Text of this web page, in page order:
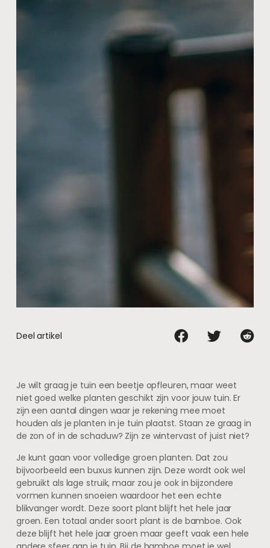
Deel artikel
Je wilt graag je tuin een beetje opfleuren, maar weet
niet goed welke planten geschikt zijn voor jouw tuin. Er
zijn een aantal dingen waar je rekening mee moet
houden als je planten in je tuin plaatst. Staan ze graag in
de zon of in de schaduw? Zijn ze wintervast of juist niet?
Je kunt gaan voor volledige groen planten. Dat zou
bijvoorbeeld een buxus kunnen zijn. Deze wordt ook wel
gebruikt als lage struik, maar zou je ook in bijzondere
vormen kunnen snoeien waardoor het een echte
blikvanger wordt. Deze soort plant blijft het hele jaar
groen. Een totaal ander soort plant is de bamboe. Ook
deze blijft het hele jaar groen maar geeft vaak een hele